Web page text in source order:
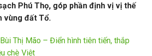
Phú Thọ, góp phần định vị vị thế
vùng đất Tổ.
Thị Mão – Điển hình tiên tiến, thắp
chè Việt